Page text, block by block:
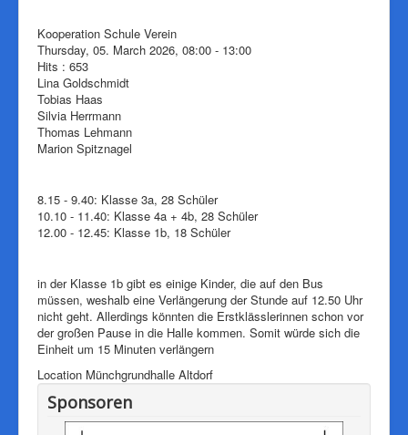
Pressearchiv
Herzlich willkommen auf der
Internetseite von Südbadens
mitgliedsstärkstem
Tischtennisverein!
Kooperation Schule Verein
Thursday, 05. March 2026, 08:00 - 13:00
Hits : 653
Lina Goldschmidt
Tobias Haas
Silvia Herrmann
Thomas Lehmann
Marion Spitznagel
8.15 - 9.40: Klasse 3a, 28 Schüler
10.10 - 11.40: Klasse 4a + 4b, 28 Schüler
12.00 - 12.45: Klasse 1b, 18 Schüler
in der Klasse 1b gibt es einige Kinder, die auf den Bus
müssen, weshalb eine Verlängerung der Stunde auf 12.50 Uhr
nicht geht. Allerdings könnten die Erstklässlerinnen schon vor
der großen Pause in die Halle kommen. Somit würde sich die
Einheit um 15 Minuten verlängern
Location Münchgrundhalle Altdorf
Sponsoren